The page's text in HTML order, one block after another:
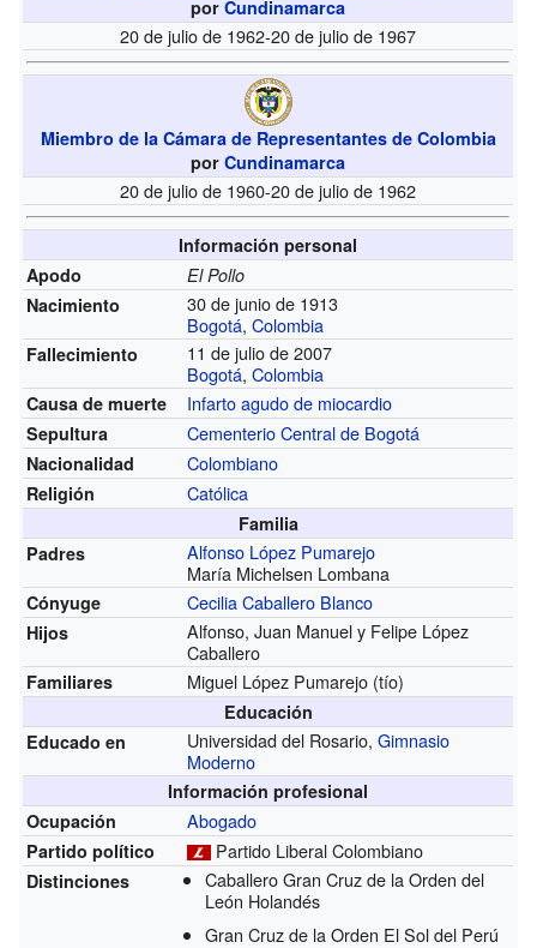
porCundinamarca
20 de julio de 1962-20 de julio de 1967
Miembro de la Cámara de Representantes de Colombia
porCundinamarca
20 de julio de 1960-20 de julio de 1962
Información personal
Apodo
El Pollo
Nacimiento
30 de junio de 1913
Bogotá,Colombia
Fallecimiento
11 de julio de 2007
Bogotá,Colombia
Causa de muerte Infarto agudo de miocardio
Sepultura Cementerio Central de Bogotá
Nacionalidad Colombiano
Religión Católica
Familia
Padres
Alfonso López Pumarejo
María Michelsen Lombana
Cónyuge Cecilia Caballero Blanco
Hijos
Alfonso, Juan Manuel y Felipe López
Caballero
Familiares Miguel López Pumarejo (tío)
Educación
Educado en
Universidad del Rosario,Gimnasio
Moderno
Información profesional
Ocupación
Abogado
Partido político Partido Liberal Colombiano
Distinciones
Caballero Gran Cruz de la Orden del
León Holandés
Gran Cruz de la Orden El Sol del Perú